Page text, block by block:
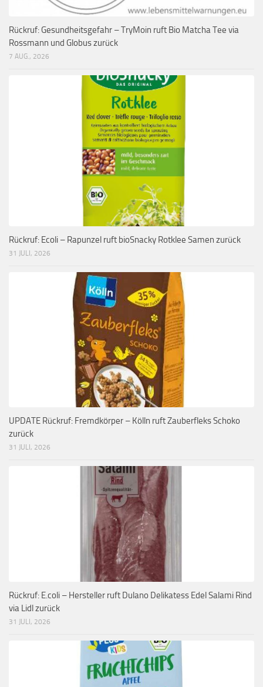
Rückruf: Gesundheitsgefahr – TryMoin ruft Bio Matcha Tee via
Rossmann und Globus zurück
7 AUG., 2026
Rückruf: Ecoli – Rapunzel ruft bioSnacky Rotklee Samen zurück
31 JULI, 2026
UPDATE Rückruf: Fremdkörper – Kölln ruft Zauberfleks Schoko
zurück
31 JULI, 2026
Rückruf: E.coli – Hersteller ruft Dulano Delikatess Edel Salami Rind
via Lidl zurück
31 JULI, 2026